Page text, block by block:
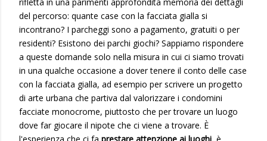
del percorso: quante case con la facciata gialla si
incontrano? I parcheggi sono a pagamento, gratuiti o per
residenti? Esistono dei parchi giochi? Sappiamo rispondere
a queste domande solo nella misura in cui ci siamo trovati
in una qualche occasione a dover tenere il conto delle case
con la facciata gialla, ad esempio per scrivere un progetto
di arte urbana che partiva dal valorizzare i condomini
facciate monocrome, piuttosto che per trovare un luogo
dove far giocare il nipote che ci viene a trovare. È